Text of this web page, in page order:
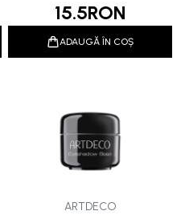
15.5RON
ADAUGĂ ÎN COȘ
ARTDECO